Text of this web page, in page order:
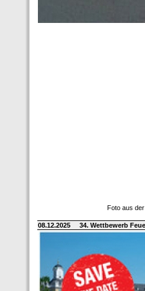
Foto aus
08.12.2025 34. Wettbewerb